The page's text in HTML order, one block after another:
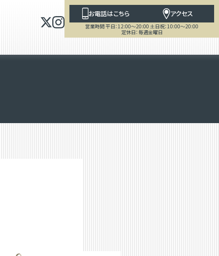
お電話はこちら アクセス
営業時間 平日：12:00～20:00 土日祝：10:00～20:00
定休日：毎週金曜日